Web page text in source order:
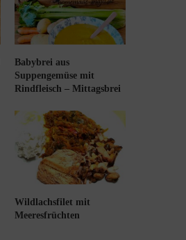
Babybrei aus
Suppengemüse mit
Rindfleisch – Mittagsbrei
Wildlachsfilet mit
Meeresfrüchten